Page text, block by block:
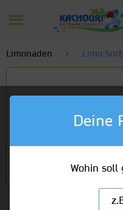
Limonaden Limo
Deine
Wohin soll